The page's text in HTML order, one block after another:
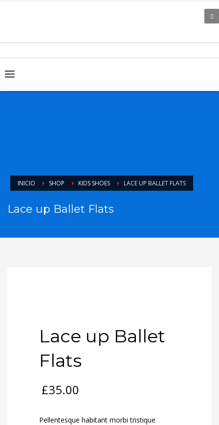
INICIO SHOP KIDS SHOES LACE UP BALLET FLATS
Lace up Ballet Flats
Lace up Ballet
Flats
£35.00
Pellentesque habitant morbi tristique